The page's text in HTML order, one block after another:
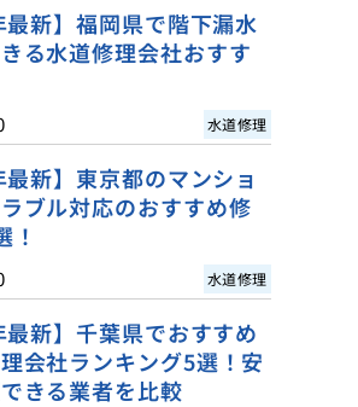
最新】福岡県で階下漏水
る水道修理会社おすす
水道修理
最新】東京都のマンショ
ブル対応のおすすめ修
！
水道修理
最新】千葉県でおすすめ
会社ランキング5選！安
きる業者を比較